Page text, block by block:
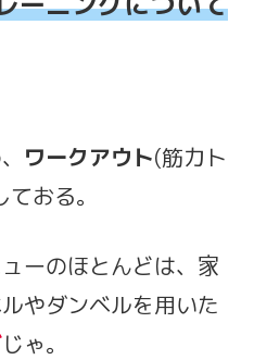
ワークアウト(筋力ト
おる。
ーのほとんどは、家
やダンベルを用いた
じゃ。